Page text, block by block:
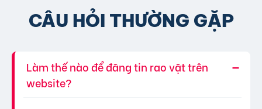
CÂU HỎI THƯỜNG GẶP
Làm thế nào để đăng tin rao vặt trên
website?